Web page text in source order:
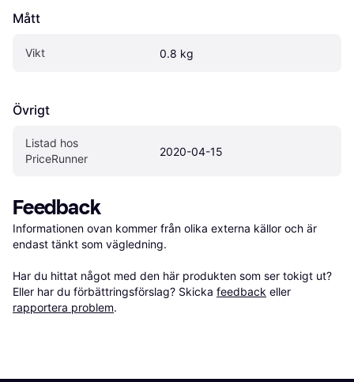
Mått
Vikt 0.8 kg
Övrigt
Listad hos
PriceRunner
2020-04-15
Feedback
Informationen ovan kommer från olika externa källor och är
endast tänkt som vägledning.
Har du hittat något med den här produkten som ser tokigt ut?
Eller har du förbättringsförslag? Skicka feedback eller
rapportera problem.